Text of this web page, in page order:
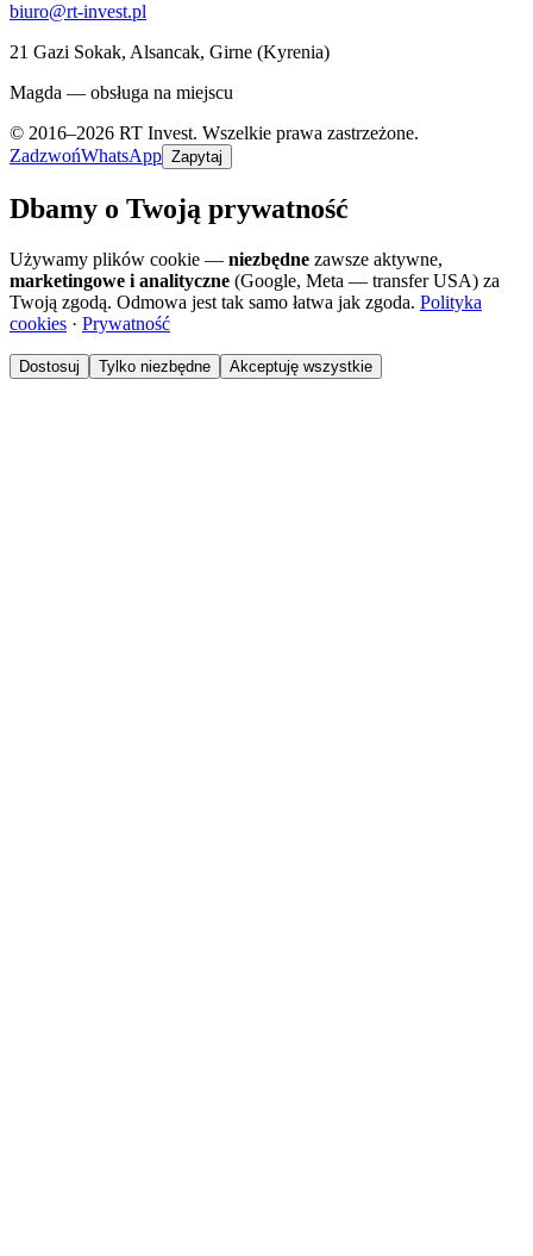
biuro@rt-invest.pl
21 Gazi Sokak, Alsancak, Girne (Kyrenia)
Magda — obsługa na miejscu
© 2016–2026 RT Invest. Wszelkie prawa zastrzeżone.
ZadzwońWhatsApp Zapytaj
Dbamy o Twoją prywatność
Używamy plików cookie — niezbędne zawsze aktywne,
marketingowe i analityczne (Google, Meta — transfer USA) za
Twoją zgodą. Odmowa jest tak samo łatwa jak zgoda. Polityka
cookies · Prywatność
Dostosuj Tylko niezbędne Akceptuję wszystkie